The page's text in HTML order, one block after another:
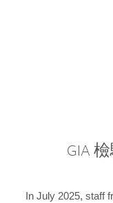
GIA
In July 2025, staff